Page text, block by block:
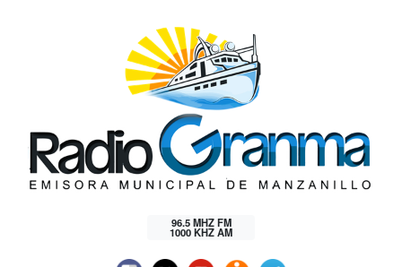
96.5 MHZ FM
1000 KHZ AM